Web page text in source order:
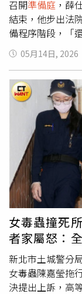
實務上不對外提
提供相關資料。
北市社會局已依
小孩，他們都反
張芳馨的孩子到
報系資料照）張
小孩去桃園女子
料，新北市社會
理人也保密嗎？
「什麼都說了」
觸媽媽、不想讓
出來安全後才會
擔任監護人期間
刑人的小孩，「
工都覺得不適
調張芳馨無意對
對於有些事情是
紀錄，才能進一
律師表達，孩子
果當初孩子有講
對待孩子的行為
協助，不過「前
會局遭法官批評
系資料照）法官
召開準備庭 ，薛
結束，他步出法
備程序階段，「
明會等正式開庭
件造成社會紛擾
面對媒體詢問則
式庭審時向法官
大追查，檢警進
有「黑哥」之稱
方指出，薛仕凌
延後入營，之後
由申請變更體
凌在體檢時利用
赴高雄榮民總醫
測器後，轉交給
此取得「中度高
位。然而，檢方
用劇組與相關人
詐騙，試圖進行
組顧問醫師，希
士替自己背書。
05月14日, 2026
女毒蟲撞死
者家屬怒：
新北市土城警分
女毒蟲陳嘉瑩拖
決提出上訴，高